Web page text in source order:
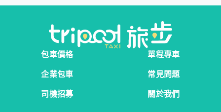
包車價格
單程專車
企業包車
常見問題
司機招募
關於我們